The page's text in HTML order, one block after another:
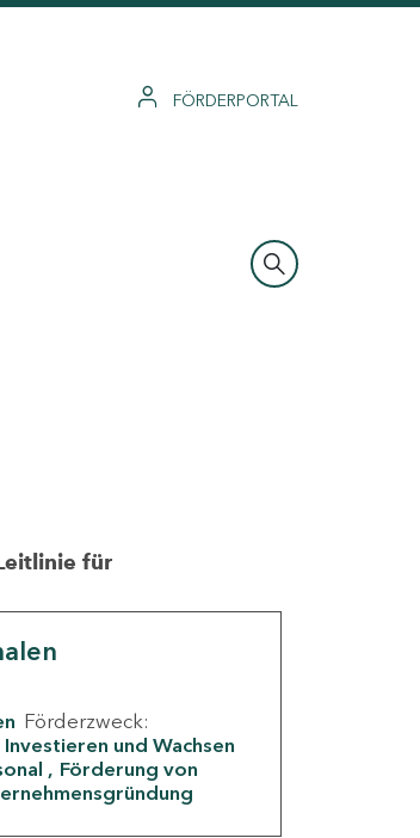
FÖRDERPORTAL
für
Förderzweck:
Investieren und Wachsen
Förderung von